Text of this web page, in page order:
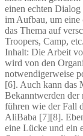
einen echten
im Aufbau, um
das Thema auf
Troopers, Camp,
Inhalt: Die Arbeit
wird von den
notwendigerweise
[6]. Auch kann das
Bekanntwerden der
führen wie der Fall
AliBaba [7][8].
eine Lücke und ein